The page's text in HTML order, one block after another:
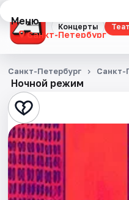
Концерты
Меню
Санкт-Петербург
Концерты
Театр
Стендап
Выставки
Квесты
Ночной режим
Санкт-Петербург Санкт-